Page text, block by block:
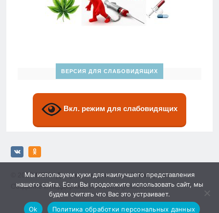
ВЕРСИЯ ДЛЯ СЛАБОВИДЯЩИХ
Вкл. режим для слабовидящих
© 2026 МБУ «Дворец спорта» им. Ю. Гагарина»
Создание и поддержка: sewwwa@gmail.com
Мы используем куки для наилучшего представления
нашего сайта. Если Вы продолжите использовать сайт, мы
будем считать что Вас это устраивает.
Ok
Политика обработки персональных данных